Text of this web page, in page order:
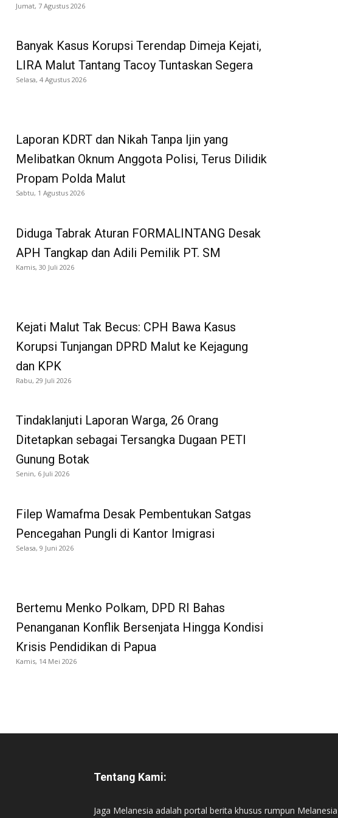
Jumat, 7 Agustus 2026
Banyak Kasus Korupsi Terendap Dimeja Kejati,
LIRA Malut Tantang Tacoy Tuntaskan Segera
Selasa, 4 Agustus 2026
Laporan KDRT dan Nikah Tanpa Ijin yang
Melibatkan Oknum Anggota Polisi, Terus Dilidik
Propam Polda Malut
Sabtu, 1 Agustus 2026
Diduga Tabrak Aturan FORMALINTANG Desak
APH Tangkap dan Adili Pemilik PT. SM
Kamis, 30 Juli 2026
Kejati Malut Tak Becus: CPH Bawa Kasus
Korupsi Tunjangan DPRD Malut ke Kejagung
dan KPK
Rabu, 29 Juli 2026
Tindaklanjuti Laporan Warga, 26 Orang
Ditetapkan sebagai Tersangka Dugaan PETI
Gunung Botak
Senin, 6 Juli 2026
Filep Wamafma Desak Pembentukan Satgas
Pencegahan Pungli di Kantor Imigrasi
Selasa, 9 Juni 2026
Bertemu Menko Polkam, DPD RI Bahas
Penanganan Konflik Bersenjata Hingga Kondisi
Krisis Pendidikan di Papua
Kamis, 14 Mei 2026
Tentang Kami:
Jaga Melanesia adalah portal berita khusus rumpun